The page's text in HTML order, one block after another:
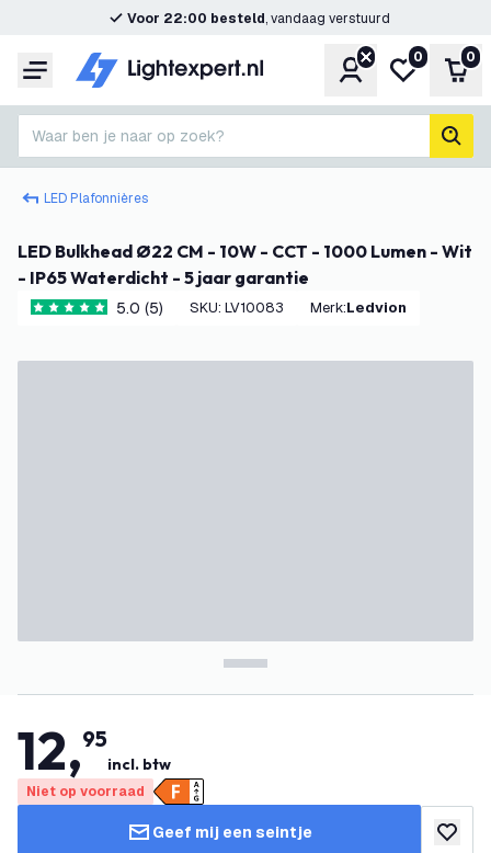
Voor 22:00 besteld, vandaag verstuurd
Menu Account
Mijn
0 0
Waar ben je naar op zoek?
LED Plafonnières
LED Bulkhead Ø22 CM - 10W - CCT - 1000 Lumen - Wit
- IP65 Waterdicht - 5 jaar garantie
5 score sterren5.0 (5) SKU: LV10083 Merk: Ledvion
12,95
incl. btw
Niet op voorraad
Geef mij een seintje